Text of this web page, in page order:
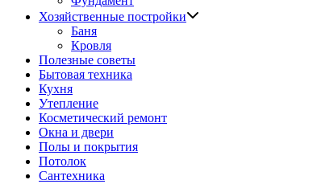
Хозяйственные постройки
Баня
Кровля
Полезные советы
Бытовая техника
Кухня
Утепление
Косметический ремонт
Окна и двери
Полы и покрытия
Потолок
Сантехника